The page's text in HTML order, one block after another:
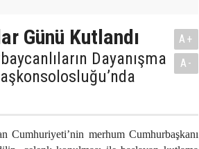
Günü Kutlandı
Dayanışma
A+
A-
merhum Cumhurbaşkanı